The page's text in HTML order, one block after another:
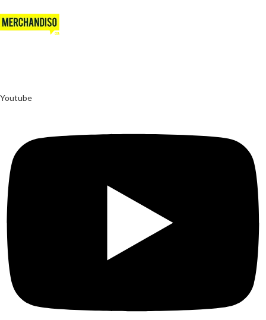
Youtube